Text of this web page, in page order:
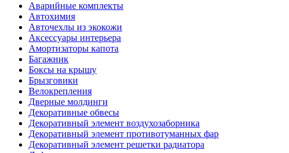
Аварийные комплекты
Автохимия
Авточехлы из экокожи
Аксессуары интерьера
Амортизаторы капота
Багажник
Боксы на крышу
Брызговики
Велокрепления
Дверные молдинги
Декоративные обвесы
Декоративный элемент воздухозаборника
Декоративный элемент противотуманных фар
Декоративный элемент решетки радиатора